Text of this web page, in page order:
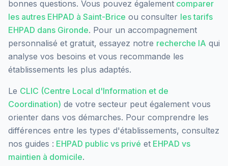
bonnes questions. Vous pouvez également comparer
les autres EHPAD à Saint-Brice ou consulter les tarifs
EHPAD dans Gironde. Pour un accompagnement
personnalisé et gratuit, essayez notre recherche IA qui
analyse vos besoins et vous recommande les
établissements les plus adaptés.
Le CLIC (Centre Local d'Information et de
Coordination) de votre secteur peut également vous
orienter dans vos démarches. Pour comprendre les
différences entre les types d'établissements, consultez
nos guides : EHPAD public vs privé et EHPAD vs
maintien à domicile.